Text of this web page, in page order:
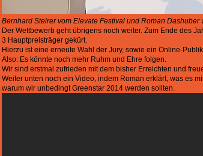
Bernhard Steirer vom Elevate Festival und Roman
Der Wettbewerb geht übrigens noch weiter. Zum Ende des
3 Hauptpreisträger gekürt.
Hierzu ist eine erneute Wahl der Jury, sowie ein Online-
Also: Es könnte noch mehr Ruhm und Ehre folgen.
Wir sind erstmal zufrieden mit dem bisher Erreichten und
Weiter unten noch ein Video, indem Roman erklärt, was es
warum wir unbedingt Greenstar 2014 werden sollten.